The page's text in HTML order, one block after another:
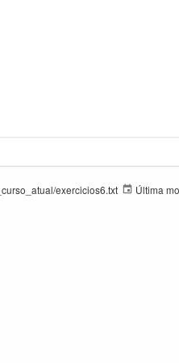
exercicios6.txt Última